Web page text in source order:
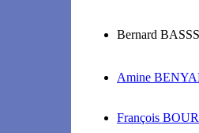
Bernard
Amine
François